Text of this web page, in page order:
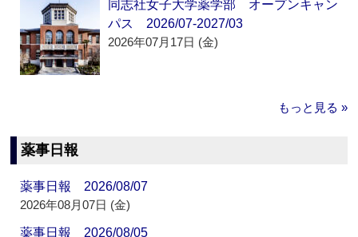
同志社女子大学薬学部 オープンキャン
パス 2026/07-2027/03
2026年07月17日 (金)
もっと見る »
薬事日報
薬事日報 2026/08/07
2026年08月07日 (金)
薬事日報 2026/08/05